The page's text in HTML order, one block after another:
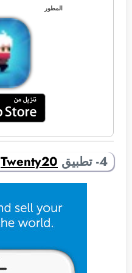
المطور
4- تطبيق Twenty20